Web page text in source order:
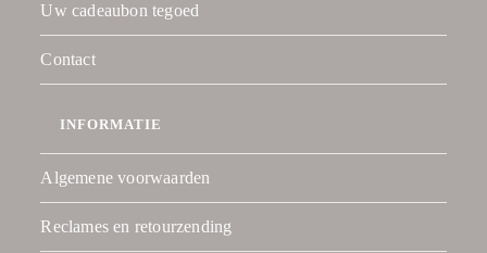
Uw cadeaubon tegoed
Contact
INFORMATIE
Algemene voorwaarden
Reclames en retourzending